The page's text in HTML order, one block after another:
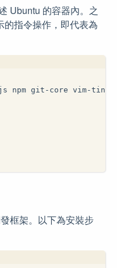
Ubuntu 的容器內。之
的指令操作，即代表為
npm git-core vim-tiny
框架。以下為安裝步